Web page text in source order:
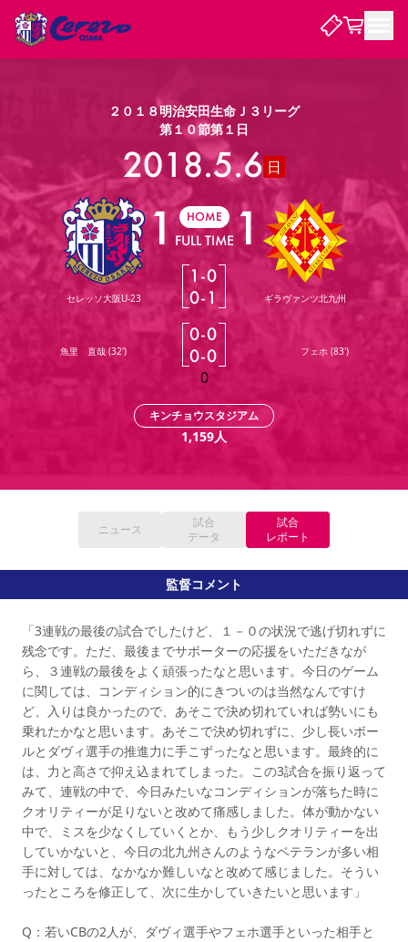
試合日程 / 結果 順位表
チームについて
選手・スタッフ スケジュール メディア情報 アクセス レディース
アカデミー
ハナサカプレーヤー 歴代所属選手
チケット
チケット情報 販売スケジュール 価格・席種
購入方法
シーズンシート
法人シーズンシート 福祉サービス 団体チケット
特定興行入場券 譲渡サービス リセールサービス
キッズ向けサービス
観戦マナー&ルール
ビジターサポーター観戦ガイド 公式アプリ
スタジアム
YANMAR HANASAKA STADIUM
DAZNで観戦
クラブを知る
セレッソ大阪について
シーズン記録 求人情報
セレッソ大阪VISAカード
セレッソアイデアちょうだいな
Lise（ライセンスビジネス）
セレッソスポーツパーク舞洲
YANMAR HANASAKA STADIUM
セレッソ大阪アカデミー
子供のサッカースクール
大人のサッカースクール
その他スポーツクラブ
ファンクラブ
SAKURA POINT Program
まいセレチケット
婚姻届・出生届・命名書
チケット イベント
スポーツクラブ
２０１８明治安田生命Ｊ３リーグ
第１０節第１日
2018.5.6 日
セレッソ大阪U-23
魚里 直哉 (32')
1 HOME
FULL TIME1
1-0
0-1
0-0
0-0
0
ギラヴァンツ北九州
フェホ (83')
キンチョウスタジアム
1,159人
ニュース
試合
データ
試合
レポート
監督コメント
「3連戦の最後の試合でしたけど、１－０の状況で逃げ切れずに
残念です。ただ、最後までサポーターの応援をいただきなが
ら、３連戦の最後をよく頑張ったなと思います。今日のゲーム
に関しては、コンディション的にきついのは当然なんですけ
ど、入りは良かったので、あそこで決め切れていれば勢いにも
乗れたかなと思います。あそこで決め切れずに、少し長いボー
ルとダヴィ選手の推進力に手こずったなと思います。最終的に
は、力と高さで抑え込まれてしまった。この3試合を振り返って
みて、連戦の中で、今日みたいなコンディションが落ちた時に
クオリティーが足りないと改めて痛感しました。体が動かない
中で、ミスを少なくしていくとか、もう少しクオリティーを出
していかないと、今日の北九州さんのようなベテランが多い相
手に対しては、なかなか難しいなと改めて感じました。そうい
ったところを修正して、次に生かしていきたいと思います」
Q：若いCBの2人が、ダヴィ選手やフェホ選手といった相手と